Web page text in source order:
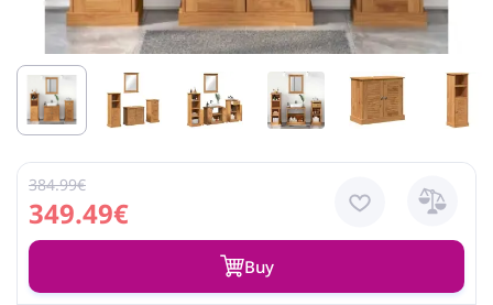
349.49€
384.99€
Buy